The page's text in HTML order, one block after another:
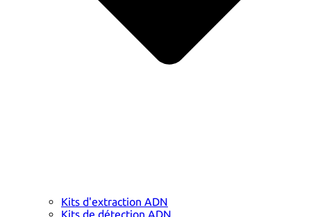
Kits d'extraction ADN
Kits de détection ADN